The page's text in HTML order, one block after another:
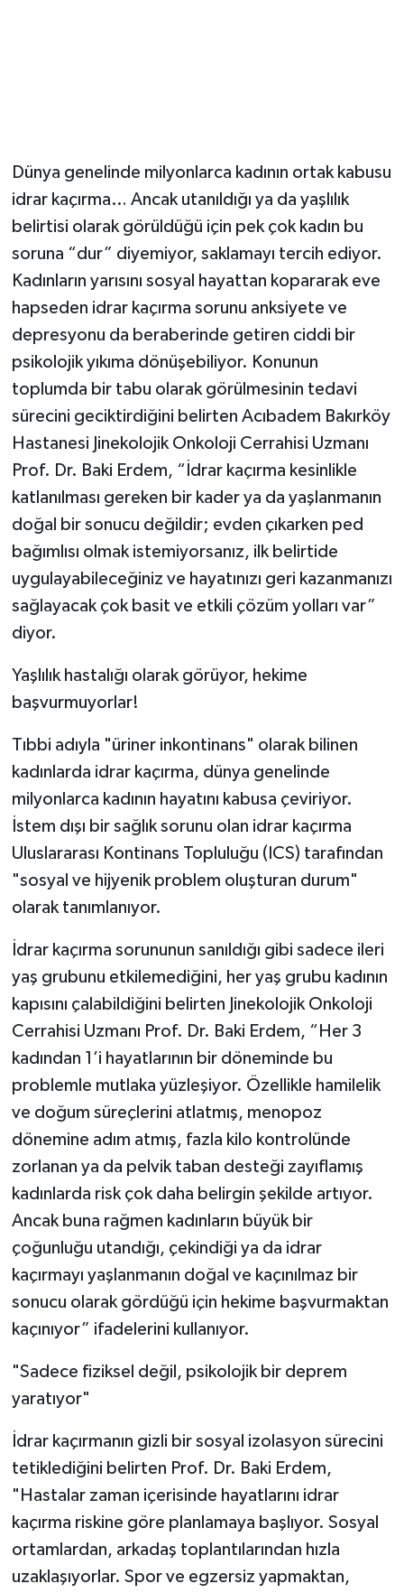
Dünya genelinde milyonlarca kadının ortak kabusu
idrar kaçırma… Ancak utanıldığı ya da yaşlılık
belirtisi olarak görüldüğü için pek çok kadın bu
soruna “dur” diyemiyor, saklamayı tercih ediyor.
Kadınların yarısını sosyal hayattan kopararak eve
hapseden idrar kaçırma sorunu anksiyete ve
depresyonu da beraberinde getiren ciddi bir
psikolojik yıkıma dönüşebiliyor. Konunun
toplumda bir tabu olarak görülmesinin tedavi
sürecini geciktirdiğini belirten Acıbadem Bakırköy
Hastanesi Jinekolojik Onkoloji Cerrahisi Uzmanı
Prof. Dr. Baki Erdem, “İdrar kaçırma kesinlikle
katlanılması gereken bir kader ya da yaşlanmanın
doğal bir sonucu değildir; evden çıkarken ped
bağımlısı olmak istemiyorsanız, ilk belirtide
uygulayabileceğiniz ve hayatınızı geri kazanmanızı
sağlayacak çok basit ve etkili çözüm yolları var”
diyor.
Yaşlılık hastalığı olarak görüyor, hekime
başvurmuyorlar!
Tıbbi adıyla "üriner inkontinans" olarak bilinen
kadınlarda idrar kaçırma, dünya genelinde
milyonlarca kadının hayatını kabusa çeviriyor.
İstem dışı bir sağlık sorunu olan idrar kaçırma
Uluslararası Kontinans Topluluğu (ICS) tarafından
"sosyal ve hijyenik problem oluşturan durum"
olarak tanımlanıyor.
İdrar kaçırma sorununun sanıldığı gibi sadece ileri
yaş grubunu etkilemediğini, her yaş grubu kadının
kapısını çalabildiğini belirten Jinekolojik Onkoloji
Cerrahisi Uzmanı Prof. Dr. Baki Erdem, “Her 3
kadından 1’i hayatlarının bir döneminde bu
problemle mutlaka yüzleşiyor. Özellikle hamilelik
ve doğum süreçlerini atlatmış, menopoz
dönemine adım atmış, fazla kilo kontrolünde
zorlanan ya da pelvik taban desteği zayıflamış
kadınlarda risk çok daha belirgin şekilde artıyor.
Ancak buna rağmen kadınların büyük bir
çoğunluğu utandığı, çekindiği ya da idrar
kaçırmayı yaşlanmanın doğal ve kaçınılmaz bir
sonucu olarak gördüğü için hekime başvurmaktan
kaçınıyor” ifadelerini kullanıyor.
"Sadece fiziksel değil, psikolojik bir deprem
yaratıyor"
İdrar kaçırmanın gizli bir sosyal izolasyon sürecini
tetiklediğini belirten Prof. Dr. Baki Erdem,
"Hastalar zaman içerisinde hayatlarını idrar
kaçırma riskine göre planlamaya başlıyor. Sosyal
ortamlardan, arkadaş toplantılarından hızla
uzaklaşıyorlar. Spor ve egzersiz yapmaktan,